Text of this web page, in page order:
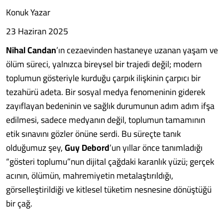
Konuk Yazar
23 Haziran 2025
Nihal Candan’ın cezaevinden hastaneye uzanan yaşam ve
ölüm süreci, yalnızca bireysel bir trajedi değil; modern
toplumun gösteriyle kurduğu çarpık ilişkinin çarpıcı bir
tezahürü adeta. Bir sosyal medya fenomeninin giderek
zayıflayan bedeninin ve sağlık durumunun adım adım ifşa
edilmesi, sadece medyanın değil, toplumun tamamının
etik sınavını gözler önüne serdi. Bu süreçte tanık
olduğumuz şey,Guy Debord’un yıllar önce tanımladığı
“gösteri toplumu”nun dijital çağdaki karanlık yüzü; gerçek
acının, ölümün, mahremiyetin metalaştırıldığı,
görselleştirildiği ve kitlesel tüketim nesnesine dönüştüğü
bir çağ.